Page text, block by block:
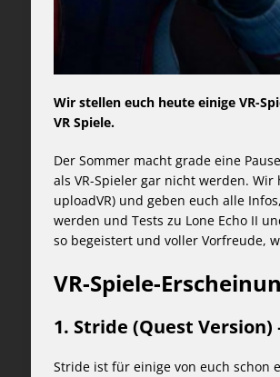
Wir stellen euch heute einige VR-
VR Spiele.
Der Sommer macht grade eine
als VR-Spieler gar nicht werden.
uploadVR) und geben euch alle
werden und Tests zu Lone Echo II
so begeistert und voller Vorfreude,
VR-Spiele-
1. Stride (Quest Version)
Stride ist für einige von euch schon